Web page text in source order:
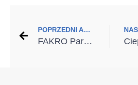
POPRZEDNI ARTYKUŁ
FAKRO Partnerem kampanii